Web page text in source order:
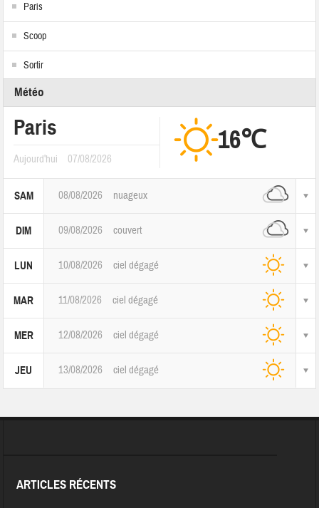
Paris
Scoop
Sortir
Météo
Paris
Aujourd'hui 07/08/2026
16℃
SAM 08/08/2026 nuageux
DIM 09/08/2026 couvert
LUN 10/08/2026 ciel dégagé
MAR 11/08/2026 ciel dégagé
MER 12/08/2026 ciel dégagé
JEU 13/08/2026 ciel dégagé
ARTICLES RÉCENTS